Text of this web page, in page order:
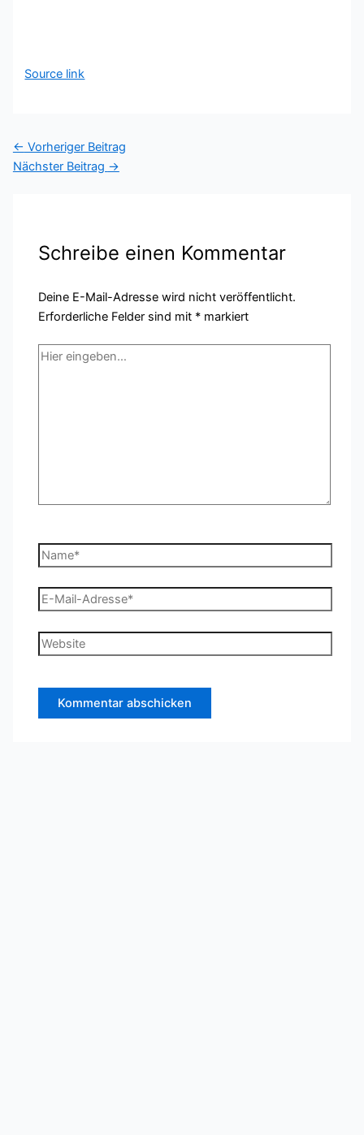
Source link
← Vorheriger Beitrag
Nächster Beitrag →
Schreibe einen Kommentar
Deine E-Mail-Adresse wird nicht veröffentlicht.
Erforderliche Felder sind mit * markiert
Hier
Name*
E-
Mail-
Adresse*
Website